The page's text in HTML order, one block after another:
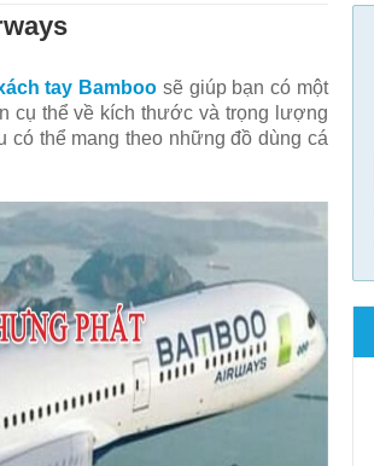
tay Bamboo sẽ giúp bạn có một
cụ thể về kích thước và trọng lượng
có thể mang theo những đồ dùng cá